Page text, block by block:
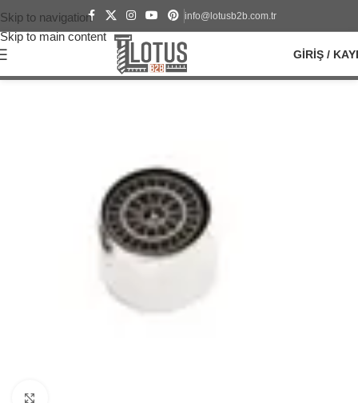
Skip to navigation
Skip to main content
info@lotusb2b.com.tr
GIRIŞ /